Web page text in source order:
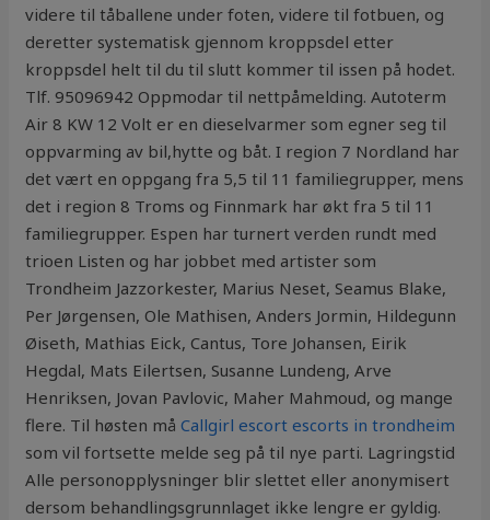
videre til tåballene under foten, videre til fotbuen, og
deretter systematisk gjennom kroppsdel etter
kroppsdel helt til du til slutt kommer til issen på hodet.
Tlf. 95096942 Oppmodar til nettpåmelding. Autoterm
Air 8 KW 12 Volt er en dieselvarmer som egner seg til
oppvarming av bil,hytte og båt. I region 7 Nordland har
det vært en oppgang fra 5,5 til 11 familiegrupper, mens
det i region 8 Troms og Finnmark har økt fra 5 til 11
familiegrupper. Espen har turnert verden rundt med
trioen Listen og har jobbet med artister som
Trondheim Jazzorkester, Marius Neset, Seamus Blake,
Per Jørgensen, Ole Mathisen, Anders Jormin, Hildegunn
Øiseth, Mathias Eick, Cantus, Tore Johansen, Eirik
Hegdal, Mats Eilertsen, Susanne Lundeng, Arve
Henriksen, Jovan Pavlovic, Maher Mahmoud, og mange
flere. Til høsten måCallgirl escort escorts in trondheim
som vil fortsette melde seg på til nye parti. Lagringstid
Alle personopplysninger blir slettet eller anonymisert
dersom behandlingsgrunnlaget ikke lengre er gyldig.